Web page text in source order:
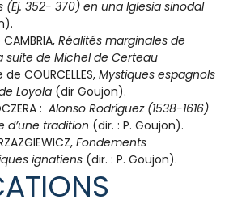
(Ej. 352- 370) en una Iglesia sinodal
Réalités marginales de
suite de Michel de Certeau
COURCELLES, Mystiques espagnols
Loyola (dir Goujon).
: Alonso Rodríguez (1538-1616)
d’une tradition (dir. : P. Goujon).
Fondements
ignatiens (dir. : P. Goujon).